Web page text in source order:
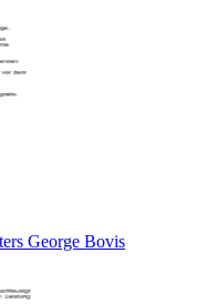
George Bovis